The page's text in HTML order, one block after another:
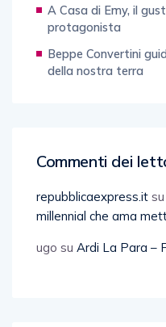
A Casa di Emy, il
protagonista
Beppe Convertini
della nostra terra
Commenti dei
repubblicaexpress.it su
millennial che ama
ugo su Ardi La Para –